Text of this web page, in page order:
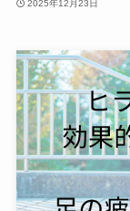
2025年12月23日